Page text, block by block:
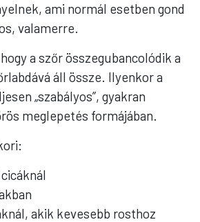
ami normál esetben gond
valamerre.
a szőr összegubancolódik a
áll össze. Ilyenkor a
„szabályos”, gyakran
meglepetés formájában.
akik kevesebb rosthoz